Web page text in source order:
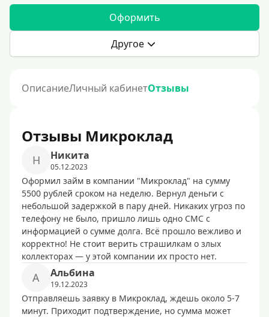
Оформить
Другое
ОписаниеЛичный кабинетОтзывы
Отзывы Микроклад
Н Никита
05.12.2023
Оформил займ в компании "Микроклад" на сумму
5500 рублей сроком на неделю. Вернул деньги с
небольшой задержкой в пару дней. Никаких угроз по
телефону не было, пришло лишь одно СМС с
информацией о сумме долга. Всё прошло вежливо и
корректно! Не стоит верить страшилкам о злых
коллекторах — у этой компании их просто нет.
А Альбина
19.12.2023
Отправляешь заявку в Микроклад, ждешь около 5-7
минут. Приходит подтверждение, но сумма может